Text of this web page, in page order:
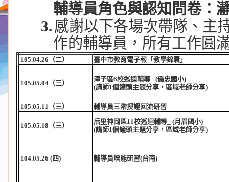
輔導員角色與認知問卷：
3. 感謝以下各場次帶隊、主
作的輔導員，所有工作圓
105.04.26 （二） 臺中市教育電子報「教學錦囊」
105.05.04（三）
潭子區6校巡迴輔導_ (僑忠國小)
(講師1個鐘頭主題分享，區域老師分享)
105.05.11 （三） 輔導員三階授證回流研習
105.05.18 （三）
后里神岡區11校巡迴輔導_ (月眉國小)
(講師1個鐘頭主題分享，區域老師分享)
104.05.26 (四) 輔導員增能研習(台南)